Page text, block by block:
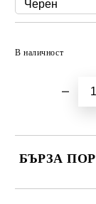
В наличност
БЪРЗА